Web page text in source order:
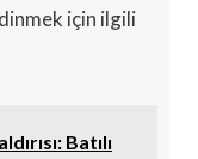
için ilgili
Batılı